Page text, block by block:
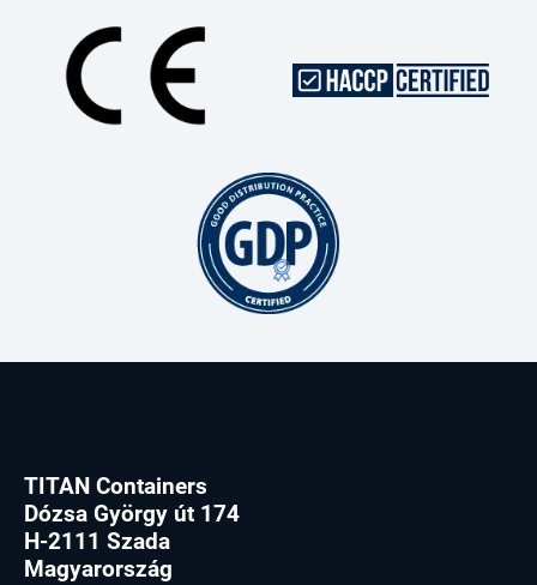
TITAN Containers
Dózsa György út 174
H-2111 Szada
Magyarország